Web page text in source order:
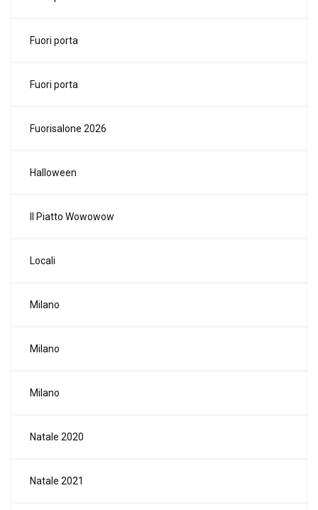
Fuori porta
Fuori porta
Fuorisalone 2026
Halloween
Il Piatto Wowowow
Locali
Milano
Milano
Milano
Natale 2020
Natale 2021